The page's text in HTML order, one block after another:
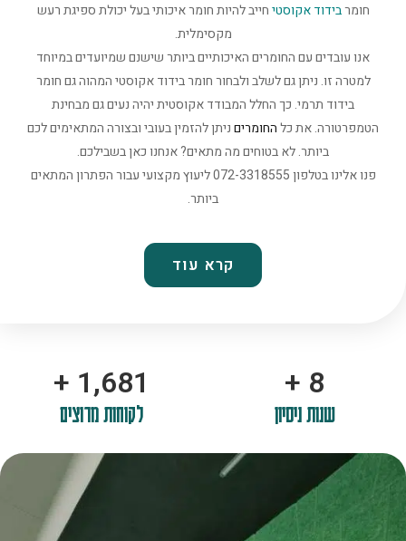
חומרבידוד אקוסטיחייב להיות חומר איכותי בעל יכולת ספיגת רעש
מקסימלית.
אנו עובדים עם החומרים האיכותיים ביותר שישנם שמיועדים במיוחד
למטרה זו. ניתן גם לשלב ולבחור חומר בידוד אקוסטי המהוה גם חומר
בידוד תרמי. כך החלל המבודד אקוסטית יהיה נעים גם מבחינת
הטמפרטורה. את כלהחומריםניתן להזמין בעובי ובצורה המתאימים לכם
ביותר. לא בטוחים מה מתאים? אנחנו כאן בשבילכם.
פנו אלינו בטלפון 072-3318555 ליעוץ מקצועי עבור הפתרון המתאים
ביותר.
קרא עוד
10
+
שנות ניסיון
2,100
+
לקוחות מרוצים